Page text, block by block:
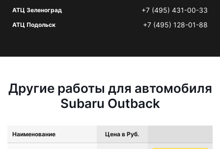
АТЦ Зеленоград +7 (495) 431-00-33
АТЦ Подольск +7 (495) 128-01-88
Другие работы для автомобиля
Subaru Outback
Наименование Цена в Руб.